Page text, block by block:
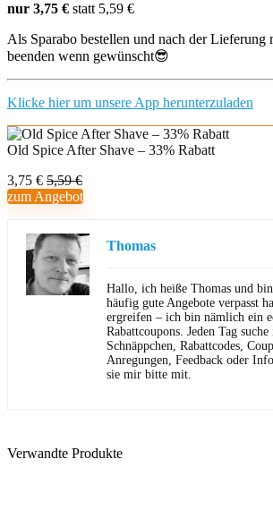
nur 3,75 € statt 5,59 €
Als Sparabo bestellen und nach der
beenden wenn gewünscht😎
Klicke hier um unsere App herunterzuladen
Old Spice After Shave – 33% Rabatt
3,75 € 5,59 €
zum Angebot
Thomas
Hallo, ich heiße Thomas und
häufig gute Angebote verpasst
ergreifen – ich bin nämlich ein
Rabattcoupons. Jeden Tag
Schnäppchen, Rabattcodes,
Anregungen, Feedback oder
sie mir bitte mit.
Verwandte Produkte